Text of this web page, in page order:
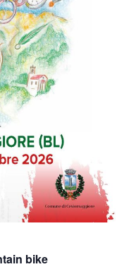
bike